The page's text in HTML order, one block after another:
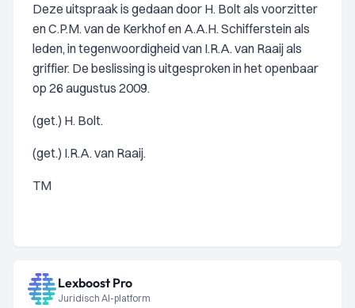
Deze uitspraak is gedaan door H. Bolt als voorzitter
en C.P.M. van de Kerkhof en A.A.H. Schifferstein als
leden, in tegenwoordigheid van I.R.A. van Raaij als
griffier. De beslissing is uitgesproken in het openbaar
op 26 augustus 2009.
(get.) H. Bolt.
(get.) I.R.A. van Raaij.
TM
Lexboost Pro
Juridisch AI-platform